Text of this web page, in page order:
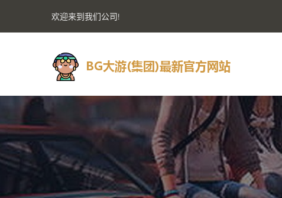
欢迎来到我们公司!